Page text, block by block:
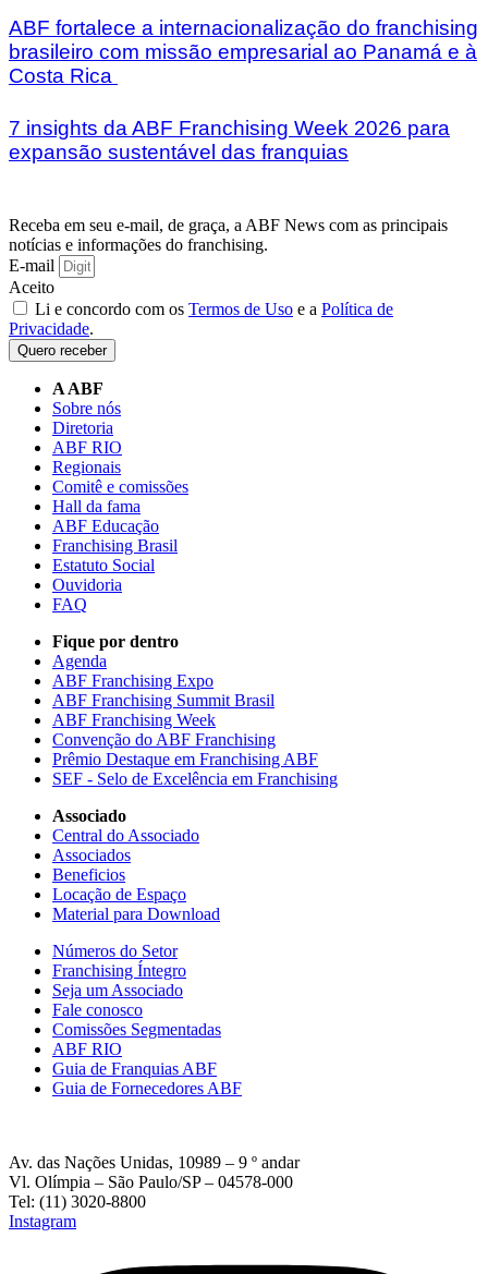
ABF fortalece a internacionalização do franchising
brasileiro com missão empresarial ao Panamá e à
Costa Rica
7 insights da ABF Franchising Week 2026 para
expansão sustentável das franquias
Receba em seu e-mail, de graça, a ABF News com as principais
notícias e informações do franchising.
E-mail
Aceito
Li e concordo com os Termos de Uso e a Política de
Privacidade.
Quero receber
A ABF
Sobre nós
Diretoria
ABF RIO
Regionais
Comitê e comissões
Hall da fama
ABF Educação
Franchising Brasil
Estatuto Social
Ouvidoria
FAQ
Fique por dentro
Agenda
ABF Franchising Expo
ABF Franchising Summit Brasil
ABF Franchising Week
Convenção do ABF Franchising
Prêmio Destaque em Franchising ABF
SEF - Selo de Excelência em Franchising
Associado
Central do Associado
Associados
Beneficios
Locação de Espaço
Material para Download
Números do Setor
Franchising Íntegro
Seja um Associado
Fale conosco
Comissões Segmentadas
ABF RIO
Guia de Franquias ABF
Guia de Fornecedores ABF
Av. das Nações Unidas, 10989 – 9 º andar
Vl. Olímpia – São Paulo/SP – 04578-000
Tel: (11) 3020-8800
Instagram